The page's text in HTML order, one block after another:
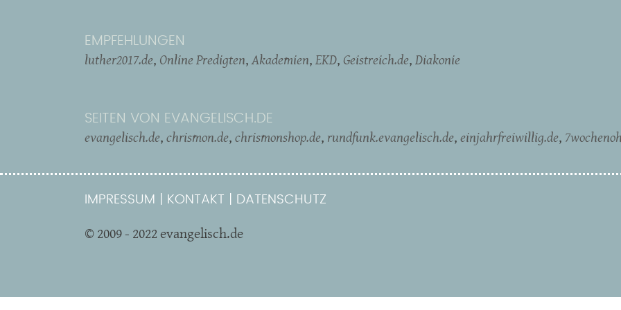
EMPFEHLUNGEN
luther2017.de Online Predigten Akademien EKD Geistreich.de Diakonie
SEITEN VON EVANGELISCH.DE
evangelisch.de chrismon.de chrismonshop.de rundfunk.evangelisch.de einjahrfreiwillig.de
IMPRESSUM KONTAKT DATENSCHUTZ
© 2009 - 2022 evangelisch.de